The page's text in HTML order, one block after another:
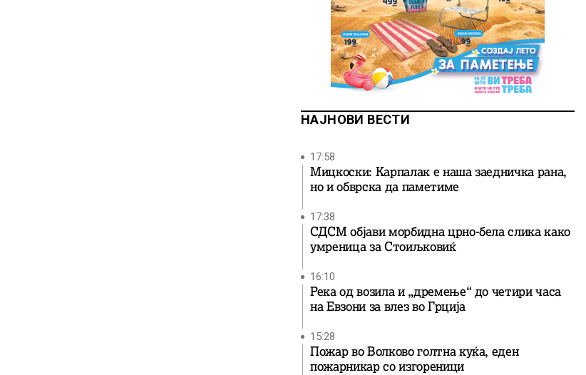
НАЈНОВИ ВЕСТИ
17:58
Мицкоски: Карпалак е наша заедничка рана,
но и обврска да паметиме
17:38
СДСМ објави морбидна црно-бела слика како
умреница за Стоиљковиќ
16:10
Река од возила и „дремење“ до четири часа
на Евзони за влез во Грција
15:28
Пожар во Волково голтна куќа, еден
пожарникар со изгореници